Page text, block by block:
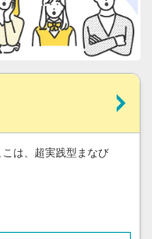
は、超実践型まなび